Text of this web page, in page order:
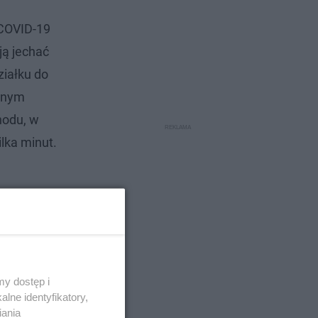
19
jechać
do
w
minut.
dostęp i
identyfikatory,